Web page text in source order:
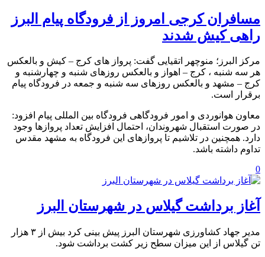
مسافران کرجی امروز از فرودگاه پیام البرز
راهی کیش شدند
مرکز البرز؛ منوچهر اتقیایی گفت: پرواز های کرج – کیش و بالعکس
هر سه شنبه ، کرج – اهواز و بالعکس روزهای شنبه و چهارشنبه و
کرج – مشهد و بالعکس روزهای سه شنبه و جمعه در فرودگاه پیام
برقرار است.
معاون هوانوردی و امور فرودگاهی فرودگاه بین المللی پیام افزود:
در صورت استقبال شهروندان، احتمال افزایش تعداد پروازها وجود
دارد. همچنین در تلاشیم تا پروازهای این فرودگاه به مشهد مقدس
تداوم داشته باشد.
0
آغاز برداشت گیلاس در شهرستان البرز
مدیر جهاد کشاورزی شهرستان البرز پیش بینی کرد بیش از ۳ هزار
تن گیلاس از این میزان سطح زیر کشت برداشت شود.